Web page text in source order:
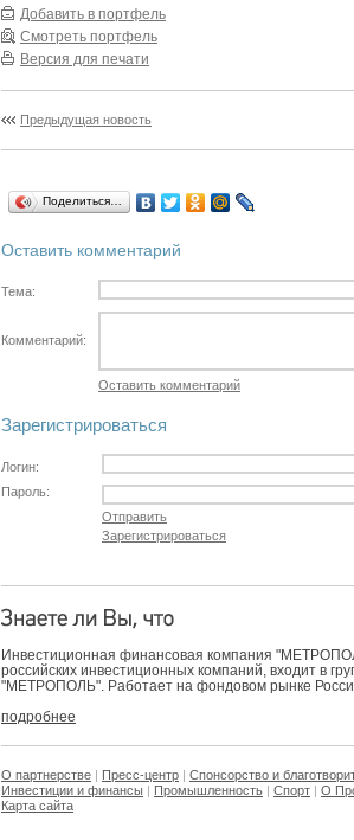
Добавить в портфель
Смотреть портфель
Версия для печати
Предыдущая новость
Поделиться…
Оставить комментарий
Тема:
Комментарий:
Оставить комментарий
Зарегистрироваться
Логин:
Пароль:
Отправить
Зарегистрироваться
Инвестиционная финансовая компания
российских инвестиционных компаний, входит в
"МЕТРОПОЛЬ". Работает на фондовом рынке
подробнее
О партнерстве | Пресс-центр | Спонсорство и
Инвестиции и финансы | Промышленность | Спорт | О
Карта сайта